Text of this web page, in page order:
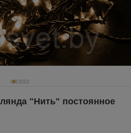
"Нить" постоянное